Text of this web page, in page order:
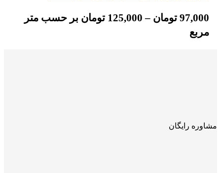
97,000 تومان –
125,000 تومان بر حسب متر
مربع
مشاوره رایگان